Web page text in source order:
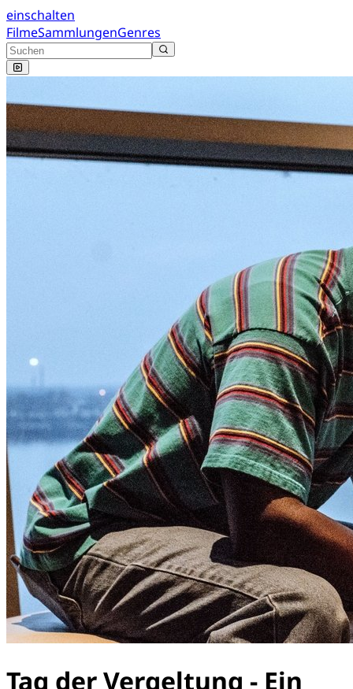
einschalten
FilmeSammlungenGenres
Tag der Vergeltung - Ein